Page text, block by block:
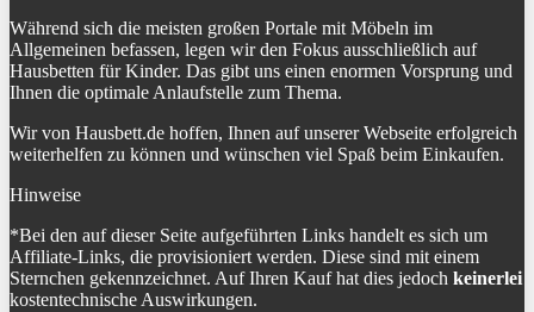
Während sich die meisten großen Portale mit Möbeln im
Allgemeinen befassen, legen wir den Fokus ausschließlich auf
Hausbetten für Kinder. Das gibt uns einen enormen Vorsprung und
Ihnen die optimale Anlaufstelle zum Thema.
Wir von Hausbett.de hoffen, Ihnen auf unserer Webseite erfolgreich
weiterhelfen zu können und wünschen viel Spaß beim Einkaufen.
Hinweise
*Bei den auf dieser Seite aufgeführten Links handelt es sich um
Affiliate-Links, die provisioniert werden. Diese sind mit einem
Sternchen gekennzeichnet. Auf Ihren Kauf hat dies jedoch keinerlei
kostentechnische Auswirkungen.